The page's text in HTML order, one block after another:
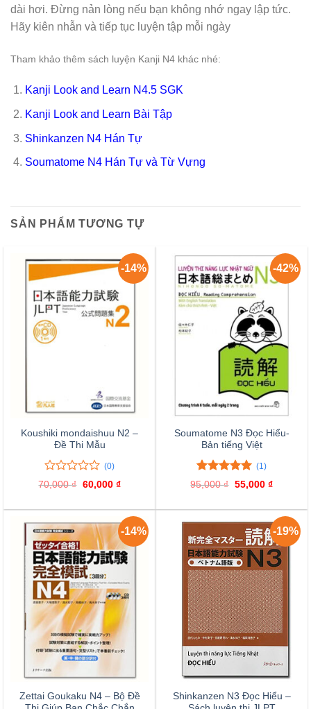
dài hơi. Đừng nản lòng nếu bạn không nhớ ngay lập tức.
Hãy kiên nhẫn và tiếp tục luyện tập mỗi ngày
Tham khảo thêm sách luyện Kanji N4 khác nhé:
Kanji Look and Learn N4.5 SGK
Kanji Look and Learn Bài Tập
Shinkanzen N4 Hán Tự
Soumatome N4 Hán Tự và Từ Vựng
SẢN PHẨM TƯƠNG TỰ
-14%
Koushiki mondaishuu N2 –
Đề Thi Mẫu
0
trên
0
giá
(0)
70,000₫ Giá
70,000 ₫.
60,000 ₫Giá
là:
60,000 ₫.
-42%
Soumatome N3 Đọc Hiểu-
Bản tiếng Việt
5.00trên 5
1
đánh giá
(1)
95,000₫ Giá
95,000 ₫.
55,000 ₫Giá
là:
55,000
-14%
Zettai Goukaku N4 – Bộ Đề
-19%
Shinkanzen N3 Đọc Hiểu –